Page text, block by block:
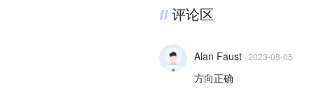
评论区
Alan Faust · 2023-08-05
方向正确